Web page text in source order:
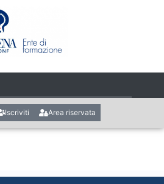
Iscriviti Area riservata